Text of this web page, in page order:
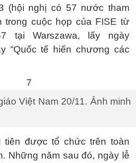
(hội nghị có 57 nước tham
trong cuộc họp của FISE từ
tại Warszawa, lấy ngày
“Quốc tế hiến chương các
Việt Nam 20/11. Ảnh minh
tiên được tổ chức trên toàn
Những nǎm sau đó, ngày lễ